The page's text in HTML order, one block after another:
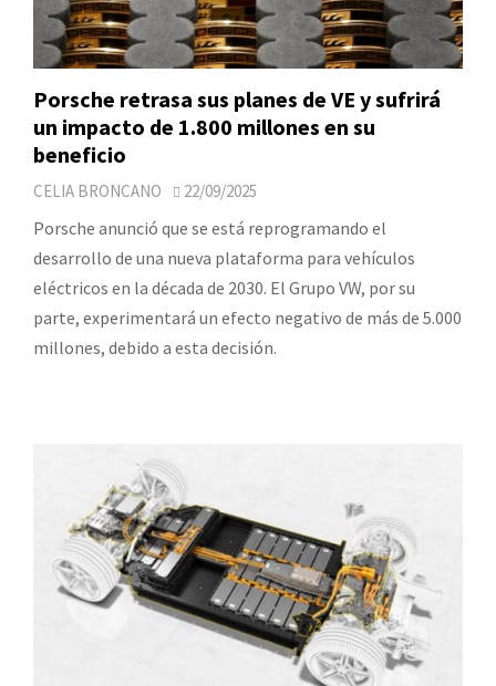
Porsche retrasa sus planes de VE y sufrirá
un impacto de 1.800 millones en su
beneficio
CELIA BRONCANO 22/09/2025
Porsche anunció que se está reprogramando el
desarrollo de una nueva plataforma para vehículos
eléctricos en la década de 2030. El Grupo VW, por su
parte, experimentará un efecto negativo de más de 5.000
millones, debido a esta decisión.